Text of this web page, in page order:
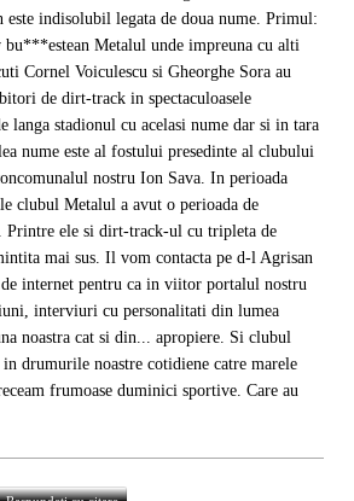
indisolubil legata de doua nume. Primul:
Metalul unde impreuna cu alti
Cornel Voiculescu si Gheorghe Sora au
de dirt-track in spectaculoasele
langa stadionul cu acelasi nume dar si in tara
nume este al fostului presedinte al clubului
nostru Ion Sava. In perioada
clubul Metalul a avut o perioada de
Printre ele si dirt-track-ul cu tripleta de
mai sus. Il vom contacta pe d-l Agrisan
de internet pentru ca in viitor portalul nostru
interviuri cu personalitati din lumea
noastra cat si din... apropiere. Si clubul
drumurile noastre cotidiene catre marele
frumoase duminici sportive. Care au